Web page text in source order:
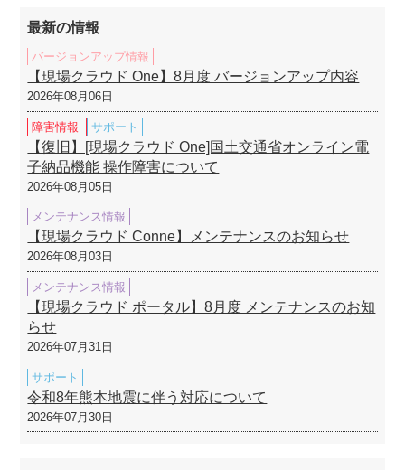
最新の情報
バージョンアップ情報
【現場クラウド One】8月度 バージョンアップ内容
2026年08月06日
障害情報 サポート
【復旧】[現場クラウド One]国土交通省オンライン電
子納品機能 操作障害について
2026年08月05日
メンテナンス情報
【現場クラウド Conne】メンテナンスのお知らせ
2026年08月03日
メンテナンス情報
【現場クラウド ポータル】8月度 メンテナンスのお知
らせ
2026年07月31日
サポート
令和8年熊本地震に伴う対応について
2026年07月30日